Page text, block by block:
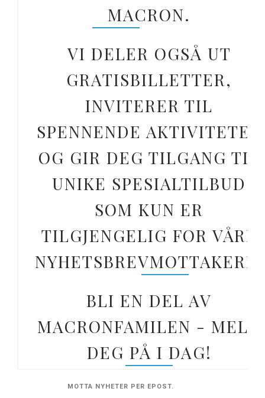
MACRON.
VI DELER OGSÅ UT
GRATISBILLETTER,
INVITERER TIL
SPENNENDE AKTIVITETER
OG GIR DEG TILGANG TIL
UNIKE SPESIALTILBUD
SOM KUN ER
TILGJENGELIG FOR VÅRE
NYHETSBREVMOTTAKERE.
BLI EN DEL AV
MACRONFAMILEN - MELD
DEG PÅ I DAG!
MOTTA NYHETER PER EPOST.